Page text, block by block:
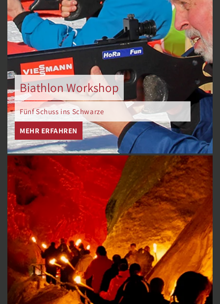
Biathlon Workshop
Fünf Schuss ins Schwarze
MEHR ERFAHREN